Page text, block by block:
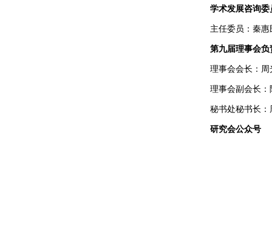
学术发展咨询委
主任委员：秦
第九届理事会负
理事会会长：
理事会副会长
秘书处秘书长
研究会公众号